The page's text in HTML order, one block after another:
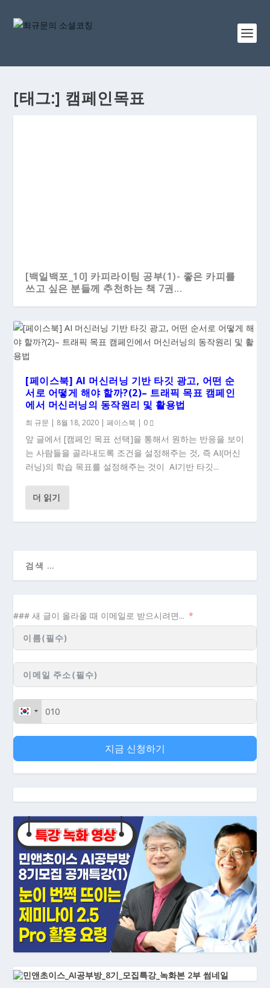
[태그:] 캠페인목표
[백일백포_10] 카피라이팅 공부(1)- 좋은 카피를
쓰고 싶은 분들께 추천하는 책 7권...
[페이스북] AI 머신러닝 기반 타깃 광고, 어떤 순
서로 어떻게 해야 할까?(2)– 트래픽 목표 캠페인
에서 머신러닝의 동작원리 및 활용법
최 규문 | 8월 18, 2020 |페이스북 | 0
앞 글에서 [캠페인 목표 선택]을 통해서 원하는 반응을 보이
는 사람들을 골라내도록 조건을 설정해주는 것, 즉 AI(머신
러닝)의 학습 목표를 설정해주는 것이 AI기반 타깃...
더 읽기
### 새 글이 올라올 때 이메일로 받으시려면...
지금 신청하기